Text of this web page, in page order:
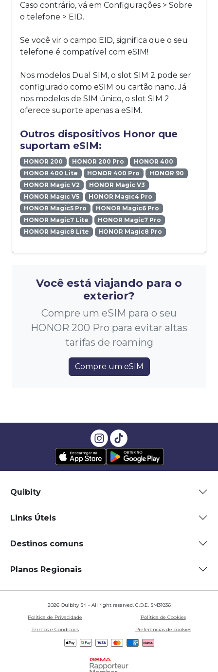
Caso contrário, vá em Configurações > Sobre
o telefone > EID.
Se você vir o campo EID, significa que o seu
telefone é compatível com eSIM!
Nos modelos Dual SIM, o slot SIM 2 pode ser
configurado como eSIM ou cartão nano. Já
nos modelos de SIM único, o slot SIM 2
oferece suporte apenas a eSIM.
Outros dispositivos Honor que
suportam eSIM:
HONOR 200 HONOR 200 Pro
HONOR 400
HONOR 400 Lite
HONOR 400 Pro
HONOR 90
HONOR Magic V2
HONOR Magic V3
HONOR Magic V5
HONOR Magic4 Pro
HONOR Magic5 Pro
HONOR Magic6 Pro
HONOR Magic7 Lite
HONOR Magic7 Pro
HONOR Magic8 Lite
HONOR Magic8 Pro
Você está viajando para o
exterior?
Compre um eSIM para o seu
HONOR 200 Pro para evitar altas
tarifas de roaming
Compre um eSIM
Quibity
Links Úteis
Destinos comuns
Planos Regionais
2026 Quibity Srl - All right reserved. C.O.E. SM31836
Política de Privacidade
Política de Cookies
Termos e Condições
Preferências de cookies